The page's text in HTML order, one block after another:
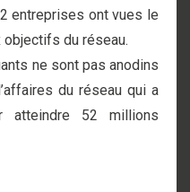
entreprises ont vues le
objectifs du réseau.
ne sont pas anodins
du réseau qui a
atteindre 52 millions